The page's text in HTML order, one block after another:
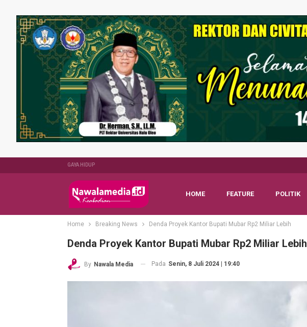
GAYA HIDUP
HOME FEATURE POLITIK
Home Breaking News Denda Proyek Kantor Bupati Mubar Rp2 Miliar Lebih
Denda Proyek Kantor Bupati Mubar Rp2 Miliar Lebih
By Nawala Media Pada Senin, 8 Juli 2024 | 19:40